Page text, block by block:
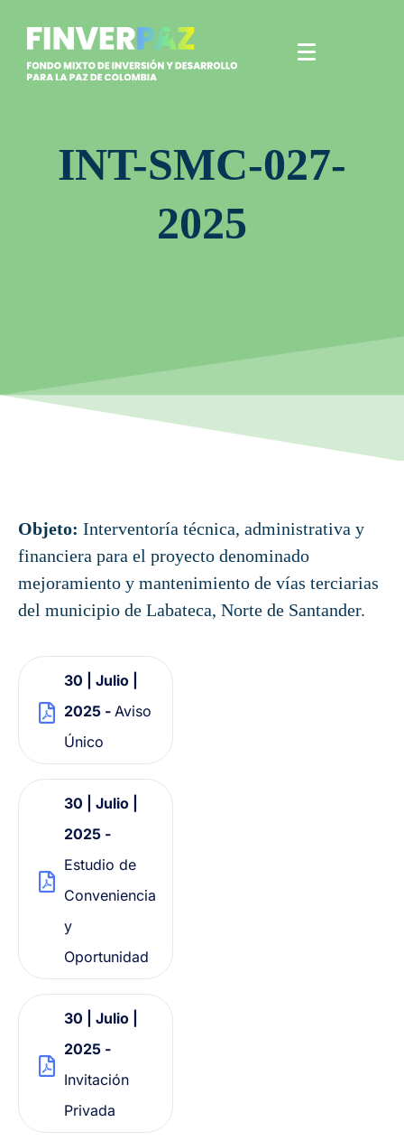
INT-SMC-027-
2025
Objeto: Interventoría técnica, administrativa y
financiera para el proyecto denominado
mejoramiento y mantenimiento de vías terciarias
del municipio de Labateca, Norte de Santander.
30 | Julio |
2025 - Aviso
Único
30 | Julio |
2025 -
Estudio de
Conveniencia
y
Oportunidad
30 | Julio |
2025 -
Invitación
Privada